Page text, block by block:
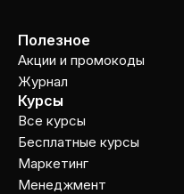
Полезное
Акции и промокоды
Журнал
Курсы
Все курсы
Бесплатные курсы
Маркетинг
Менеджмент